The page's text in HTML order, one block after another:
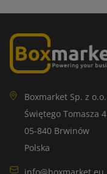
Boxmarket Sp. z o.o.
Świętego Tomasza 4
05-840 Brwinów
Polska